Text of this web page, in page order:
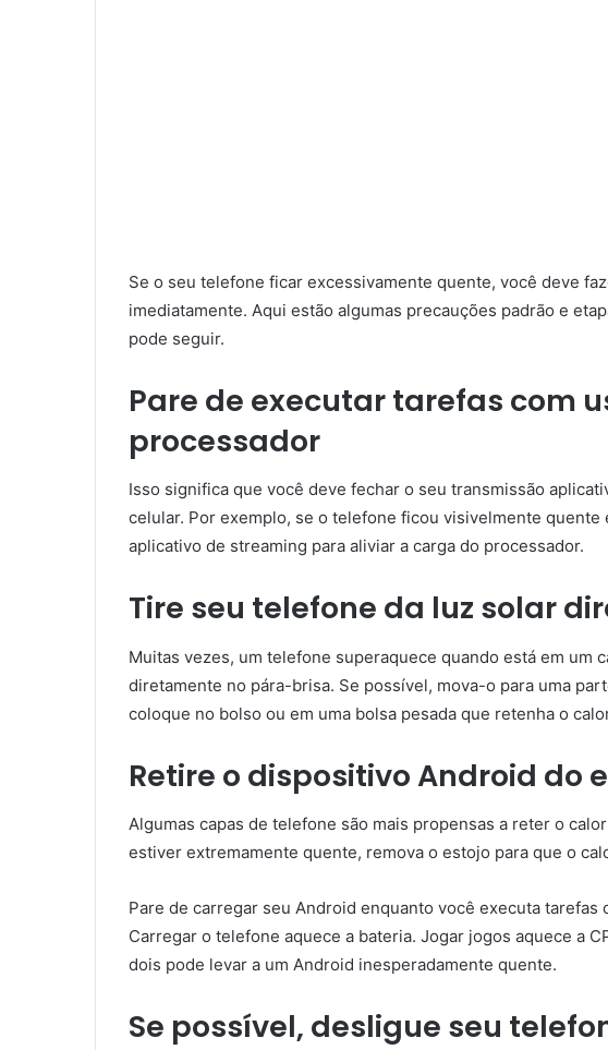
Se o seu telefone ficar excessivamente quente, você deve
imediatamente. Aqui estão algumas precauções padrão e
pode seguir.
Pare de executar tarefas com
processador
Isso significa que você deve fechar o seu transmissão
celular. Por exemplo, se o telefone ficou visivelmente
aplicativo de streaming para aliviar a carga do processador.
Tire seu telefone da luz solar
Muitas vezes, um telefone superaquece quando está em um
diretamente no pára-brisa. Se possível, mova-o para uma
coloque no bolso ou em uma bolsa pesada que retenha o
Retire o dispositivo Android do
Algumas capas de telefone são mais propensas a reter o
estiver extremamente quente, remova o estojo para que o
Pare de carregar seu Android enquanto você executa
Carregar o telefone aquece a bateria. Jogar jogos aquece a
dois pode levar a um Android inesperadamente quente.
Se possível, desligue seu